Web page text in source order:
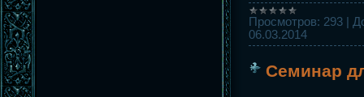
Просмотров: 293
06.03.2014
Семинар